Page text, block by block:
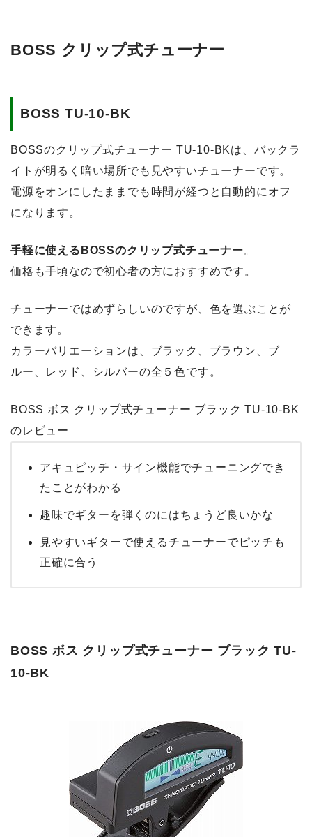
BOSS クリップ式チューナー
BOSS TU-10-BK
BOSSのクリップ式チューナー TU-10-BKは、バックラ
イトが明るく暗い場所でも見やすいチューナーです。
電源をオンにしたままでも時間が経つと自動的にオフ
になります。
手軽に使えるBOSSのクリップ式チューナー。
価格も手頃なので初心者の方におすすめです。
チューナーではめずらしいのですが、色を選ぶことが
できます。
カラーバリエーションは、ブラック、ブラウン、ブ
ルー、レッド、シルバーの全５色です。
BOSS ボス クリップ式チューナー ブラック TU-10-BK
のレビュー
アキュピッチ・サイン機能でチューニングでき
たことがわかる
趣味でギターを弾くのにはちょうど良いかな
見やすいギターで使えるチューナーでピッチも
正確に合う
BOSS ボス クリップ式チューナー ブラック TU-
10-BK